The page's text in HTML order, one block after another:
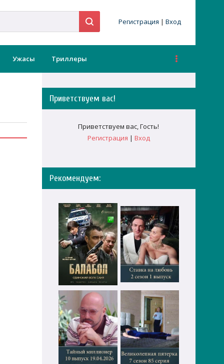
Регистрация | Вход
Ужасы Триллеры
Приветствуем вас!
Приветствуем вас,Гость!
Регистрация | Вход
Рекомендуем: